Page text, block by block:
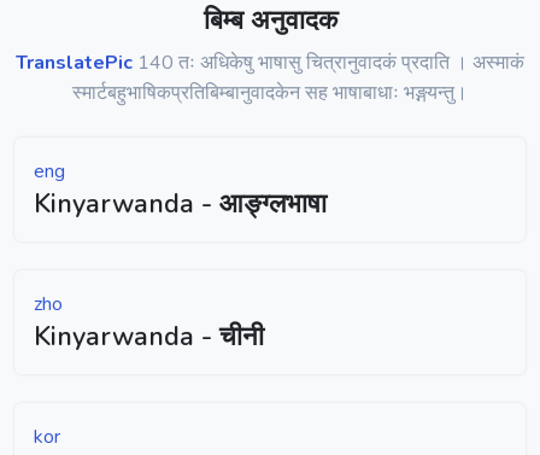
बिम्ब अनुवादक
TranslatePic 140 तः अधिकेषु भाषासु चित्रानुवादकं प्रदाति । अस्माकं
स्मार्टबहुभाषिकप्रतिबिम्बानुवादकेन सह भाषाबाधाः भङ्गयन्तु।
eng
Kinyarwanda - आङ्ग्लभाषा
zho
Kinyarwanda - चीनी
kor